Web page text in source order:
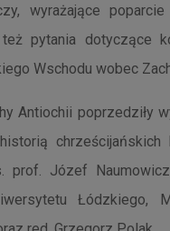
wyrażające
pytania dotyczące
Wschodu wobec
Antiochii poprzedziły
chrześcijańskich
prof. Józef
Łódzkiego,